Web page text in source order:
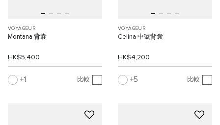
VOYAGEUR
Montana 背囊
HK$5,400
1 比較
VOYAGEUR
Celina 中號背囊
HK$4,200
5 比較